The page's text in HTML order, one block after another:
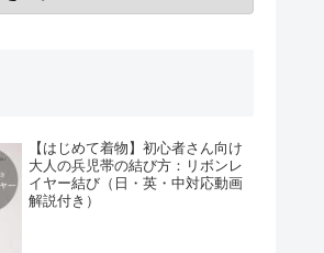
【はじめて着物】初心者さん向け
大人の兵児帯の結び方：リボンレ
イヤー結び（日・英・中対応動画
解説付き）